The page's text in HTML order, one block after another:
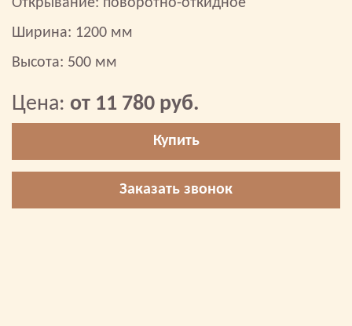
Открывание: поворотно-откидное
Ширина: 1200 мм
Высота: 500 мм
Цена: от 11 780 руб.
Купить
Заказать звонок